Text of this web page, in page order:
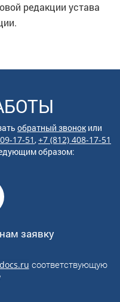
редакции устава
обратный звонокили
17-51,+7 (812) 408-17-51
образом:
заявку
соответствующую